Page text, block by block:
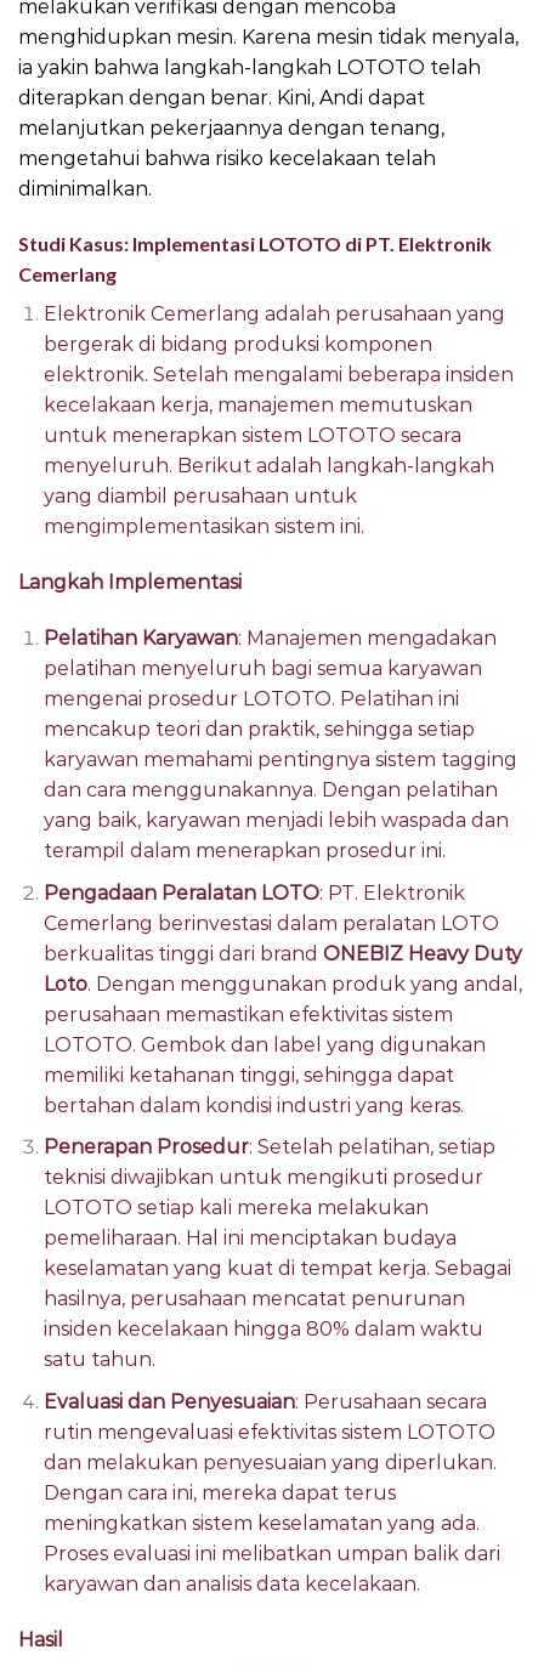
melakukan verifikasi dengan mencoba
menghidupkan mesin. Karena mesin tidak menyala,
ia yakin bahwa langkah-langkah LOTOTO telah
diterapkan dengan benar. Kini, Andi dapat
melanjutkan pekerjaannya dengan tenang,
mengetahui bahwa risiko kecelakaan telah
diminimalkan.
Studi Kasus: Implementasi LOTOTO di PT. Elektronik
Cemerlang
Elektronik Cemerlang adalah perusahaan yang
bergerak di bidang produksi komponen
elektronik. Setelah mengalami beberapa insiden
kecelakaan kerja, manajemen memutuskan
untuk menerapkan sistem LOTOTO secara
menyeluruh. Berikut adalah langkah-langkah
yang diambil perusahaan untuk
mengimplementasikan sistem ini.
Langkah Implementasi
Pelatihan Karyawan: Manajemen mengadakan
pelatihan menyeluruh bagi semua karyawan
mengenai prosedur LOTOTO. Pelatihan ini
mencakup teori dan praktik, sehingga setiap
karyawan memahami pentingnya sistem tagging
dan cara menggunakannya. Dengan pelatihan
yang baik, karyawan menjadi lebih waspada dan
terampil dalam menerapkan prosedur ini.
Pengadaan Peralatan LOTO: PT. Elektronik
Cemerlang berinvestasi dalam peralatan LOTO
berkualitas tinggi dari brand ONEBIZ Heavy Duty
Loto. Dengan menggunakan produk yang andal,
perusahaan memastikan efektivitas sistem
LOTOTO. Gembok dan label yang digunakan
memiliki ketahanan tinggi, sehingga dapat
bertahan dalam kondisi industri yang keras.
Penerapan Prosedur: Setelah pelatihan, setiap
teknisi diwajibkan untuk mengikuti prosedur
LOTOTO setiap kali mereka melakukan
pemeliharaan. Hal ini menciptakan budaya
keselamatan yang kuat di tempat kerja. Sebagai
hasilnya, perusahaan mencatat penurunan
insiden kecelakaan hingga 80% dalam waktu
satu tahun.
Evaluasi dan Penyesuaian: Perusahaan secara
rutin mengevaluasi efektivitas sistem LOTOTO
dan melakukan penyesuaian yang diperlukan.
Dengan cara ini, mereka dapat terus
meningkatkan sistem keselamatan yang ada.
Proses evaluasi ini melibatkan umpan balik dari
karyawan dan analisis data kecelakaan.
Hasil